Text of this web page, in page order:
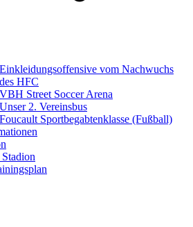
Einkleidungsoffensive vom Nachwuchs
des HFC
VBH Street Soccer Arena
Unser 2. Vereinsbus
Foucault Sportbegabtenklasse (Fußball)